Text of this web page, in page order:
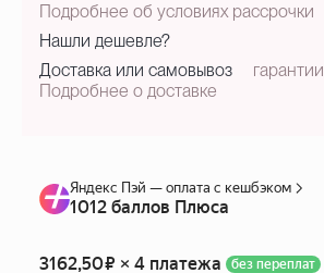
Подробнее об условиях рассрочки
Нашли дешевле?
Доставка или самовывоз
Подробнее о доставке
гарантии